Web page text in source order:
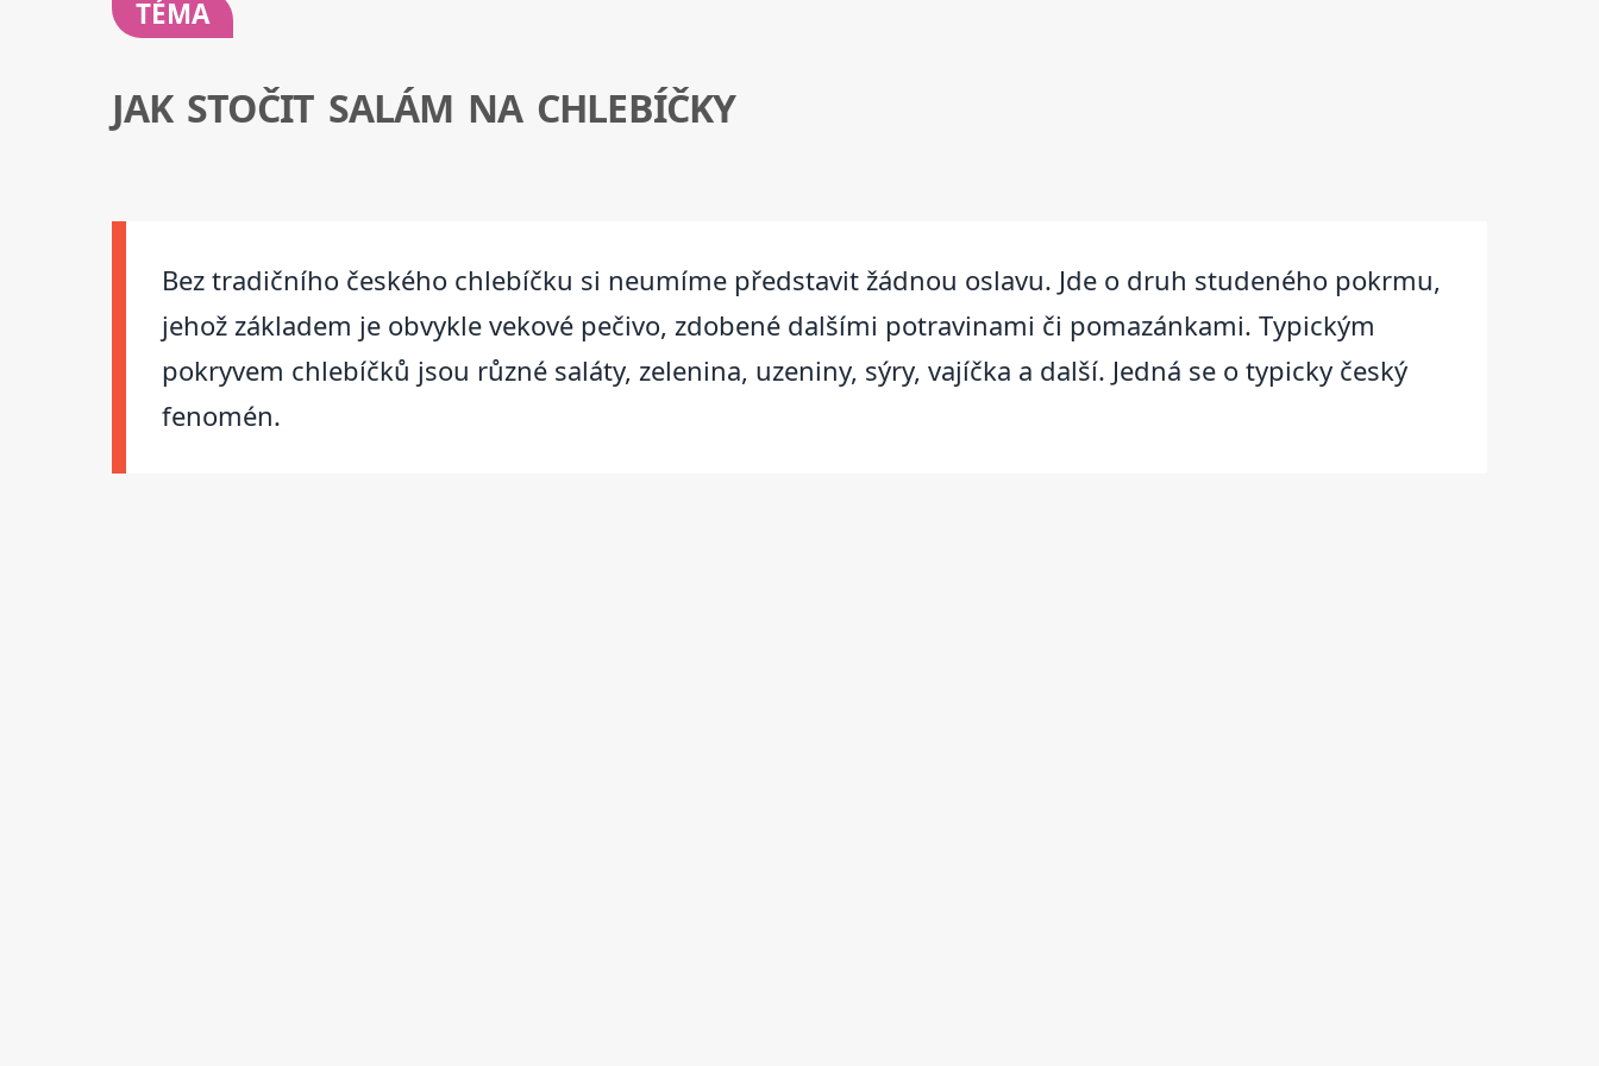
TÉMA
JAK STOČIT SALÁM NA CHLEBÍČKY
Bez tradičního českého chlebíčku si neumíme představit žádnou oslavu. Jde o druh studeného pokrmu,
jehož základem je obvykle vekové pečivo, zdobené dalšími potravinami či pomazánkami. Typickým
pokryvem chlebíčků jsou různé saláty, zelenina, uzeniny, sýry, vajíčka a další. Jedná se o typicky český
fenomén.